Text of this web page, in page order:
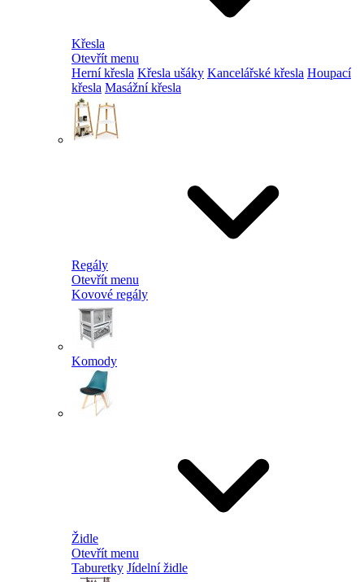
Křesla
Otevřít menu
Herní křesla Křesla ušáky Kancelářské křesla Houpací
křesla Masážní křesla
Regály
Otevřít menu
Kovové regály
Komody
Židle
Otevřít menu
Taburetky Jídelní židle